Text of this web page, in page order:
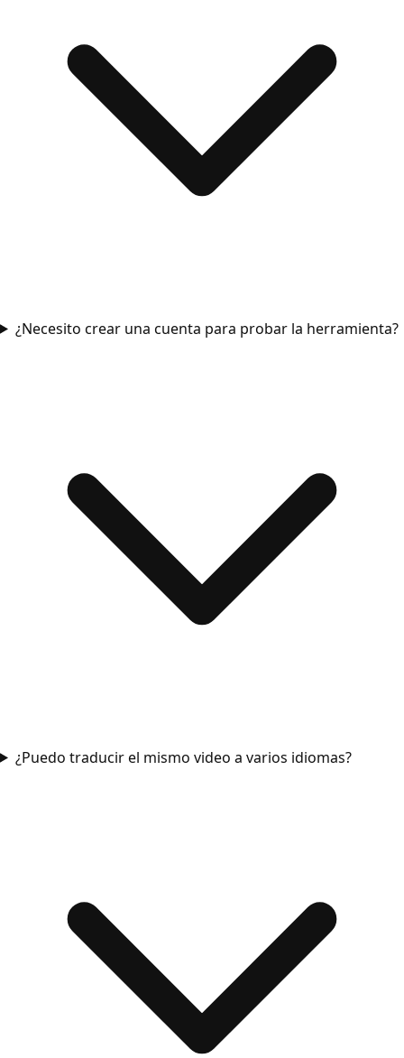
¿Necesito crear una cuenta para probar la herramienta?
¿Puedo traducir el mismo video a varios idiomas?